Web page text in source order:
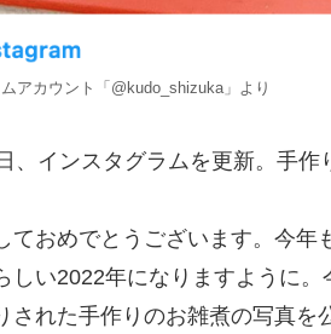
アカウント「@kudo_shizuka」より
、インスタグラムを更新。手作
おめでとうございます。今年
しい2022年になりますように
れた手作りのお雑煮の写真を